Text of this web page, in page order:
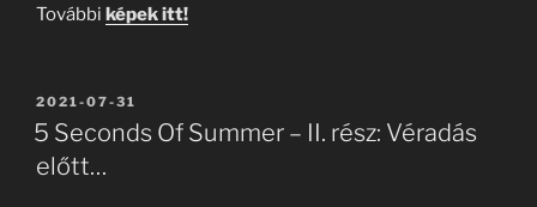
További képek itt!
BEKÜLDVE:
2021-07-31
5 Seconds Of Summer – II. rész: Véradás
előtt…